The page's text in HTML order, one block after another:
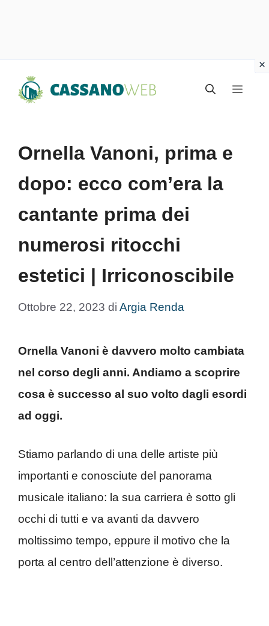
Menu
Ornella Vanoni, prima e
dopo: ecco com’era la
cantante prima dei
numerosi ritocchi
estetici | Irriconoscibile
Ottobre 22, 2023 di Argia Renda
Ornella Vanoni è davvero molto cambiata
nel corso degli anni. Andiamo a scoprire
cosa è successo al suo volto dagli esordi
ad oggi.
Stiamo parlando di una delle artiste più
importanti e conosciute del panorama
musicale italiano: la sua carriera è sotto gli
occhi di tutti e va avanti da davvero
moltissimo tempo, eppure il motivo che la
porta al centro dell’attenzione è diverso.